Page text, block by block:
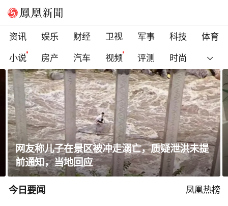
资讯 娱乐 财经 卫视 军事 科技
体育
小说
房产 汽车 视频 评测 时尚
高圆圆晒出游随拍笑容明媚状态松弛
今日要闻 凤凰热榜